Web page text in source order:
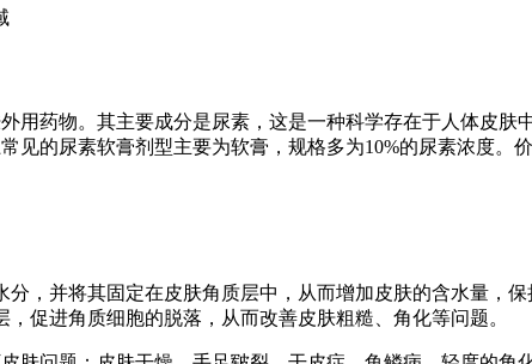
用药物。其主要成分是尿素，这是一种科学存在于人体皮
见的尿素软膏剂型主要为软膏，规格多为10%的尿素浓度。
分，并将其固定在皮肤角质层中，从而增加皮肤的含水量，保
，促进角质细胞的脱落，从而改善皮肤粗糙、角化等问题。